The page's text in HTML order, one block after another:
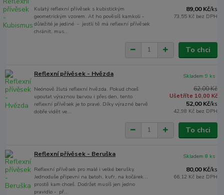
Kulatý reflexní přívěsek s kubistickým
geometrickým vzorem. Ať ho pověsíš kamkoli -
důležité je jediné - jestli tě má reflexní přívěsek
chránit, mus...
89,00 Kč/ks
73,55 Kč bez DPH
To chci
Reflexní přívěsek - Hvězda
Neónově žlutá reflexní hvězda. Pokud chceš
upoutat výraznou barvou i přes den, tento
reflexní přívěsek je to pravé. Díky výrazné barvě
dobře vidět ve...
62,00 Kč
Ušetříte 10,00 Kč
52,00 Kč/ks
42,98 Kč bez DPH
Skladem 9 ks
To chci
Reflexní přívěsek - Beruška
Reflexní přívěsek pro malé i velké berušky.
Jednoduše připevni na batoh, kufr, na kočárek...
prostě kam chceš. Dodržet musíš jen jedno
pravidlo - př...
80,00 Kč/ks
66,12 Kč bez DPH
Skladem 8 ks